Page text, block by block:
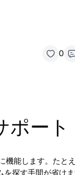
0
ート
能します。たと